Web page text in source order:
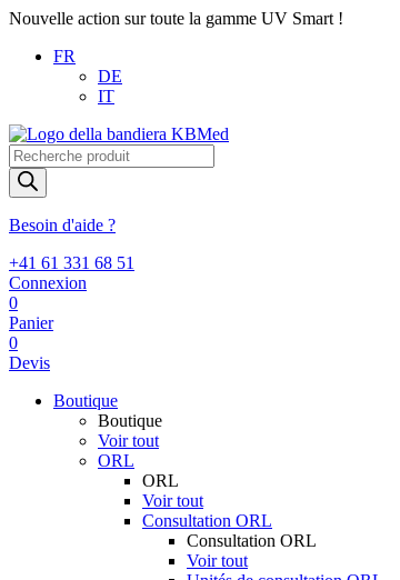
Nouvelle action sur toute la gamme UV Smart !
FR
DE
IT
Recherche
de
produits
Besoin d'aide ?
+41 61 331 68 51
Connexion
0
Panier
0
Devis
Boutique
Boutique
Voir tout
ORL
ORL
Voir tout
Consultation ORL
Consultation ORL
Voir tout